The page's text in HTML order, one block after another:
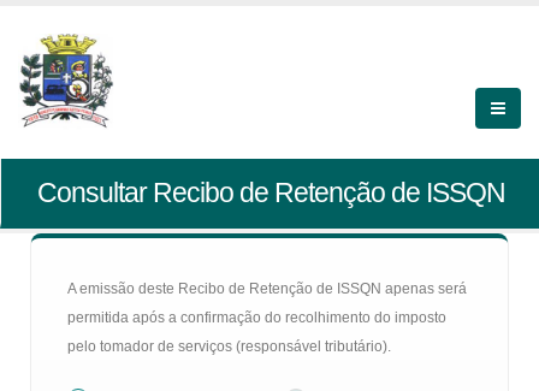
Consultar Recibo de Retenção de ISSQN
A emissão deste Recibo de Retenção de ISSQN apenas será
permitida após a confirmação do recolhimento do imposto
pelo tomador de serviços (responsável tributário).